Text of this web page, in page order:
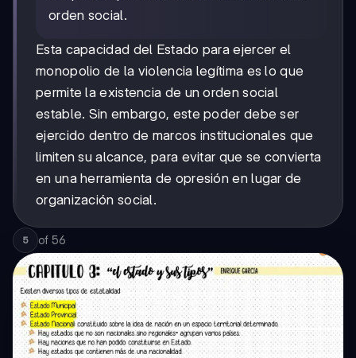
orden social.
Esta capacidad del Estado para ejercer el
monopolio de la violencia legítima es lo que
permite la existencia de un orden social
estable. Sin embargo, este poder debe ser
ejercido dentro de marcos institucionales que
limiten su alcance, para evitar que se convierta
en una herramienta de opresión en lugar de
organización social.
5 of 56